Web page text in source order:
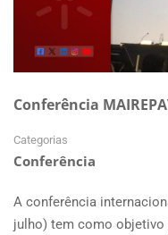
Conferência
Categorias
Conferência
A conferência
julho) tem como